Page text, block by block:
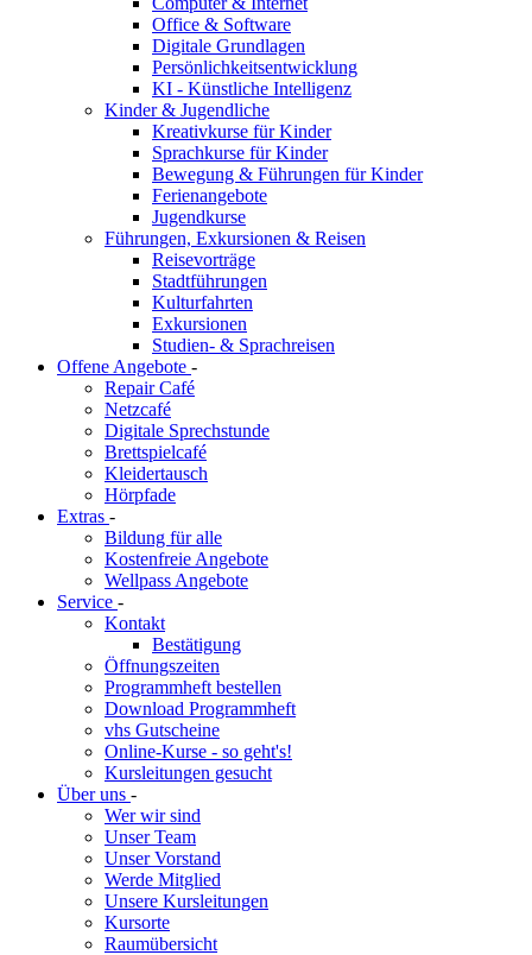
Office & Software
Digitale Grundlagen
Persönlichkeitsentwicklung
KI - Künstliche Intelligenz
Kinder & Jugendliche
Kreativkurse für Kinder
Sprachkurse für Kinder
Bewegung & Führungen für Kinder
Ferienangebote
Jugendkurse
Führungen, Exkursionen & Reisen
Reisevorträge
Stadtführungen
Kulturfahrten
Exkursionen
Studien- & Sprachreisen
Offene Angebote -
Repair Café
Netzcafé
Digitale Sprechstunde
Brettspielcafé
Kleidertausch
Hörpfade
Extras -
Bildung für alle
Kostenfreie Angebote
Wellpass Angebote
Service -
Kontakt
Bestätigung
Öffnungszeiten
Programmheft bestellen
Download Programmheft
vhs Gutscheine
Online-Kurse - so geht's!
Kursleitungen gesucht
Über uns -
Wer wir sind
Unser Team
Unser Vorstand
Werde Mitglied
Unsere Kursleitungen
Kursorte
Raumübersicht